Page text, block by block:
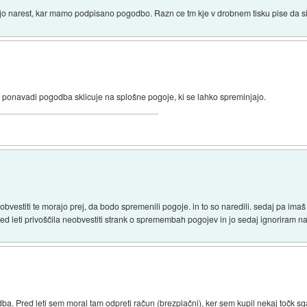
narest, kar mamo podpisano pogodbo. Razn ce tm kje v drobnem tisku pise da
pogodba sklicuje na splošne pogoje, ki se lahko spreminjajo.
te morajo prej, da bodo spremenili pogoje. in to so naredili. sedaj pa
leti privoščila neobvestiti strank o spremembah pogojev in jo sedaj ignoriram
Pred leti sem moral tam odpreti račun (brezplačni), ker sem kupil nekaj točk